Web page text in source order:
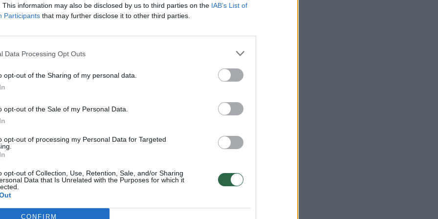
This information may also be disclosed by us to third parties on the IAB’s List of
Participants that may further disclose it to other third parties.
Data Processing Opt Outs
opt-out of the Sharing of my personal data.
opt-out of the Sale of my Personal Data.
opt-out of processing my Personal Data for Targeted
opt-out of Collection, Use, Retention, Sale, and/or Sharing
Data that Is Unrelated with the Purposes for which it
CONFIRM
užsišaldę uogų, jas įdėti į šį apkepą
galite dėti ir daugiau ir įvairesnių, tiktų
pagal skonį;